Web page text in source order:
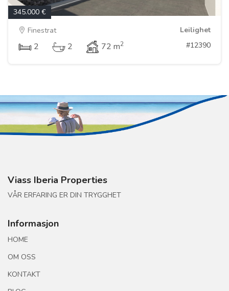
345.000 €
Finestrat
Leilighet
2 2 72 m2 #12390
Viass Iberia Properties
VÅR ERFARING ER DIN TRYGGHET
Informasjon
HOME
OM OSS
KONTAKT